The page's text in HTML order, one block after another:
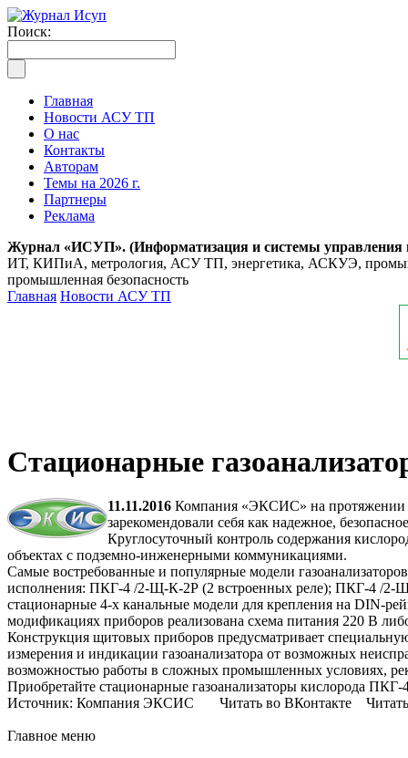
Поиск:
Главная
Новости АСУ ТП
О нас
Контакты
Авторам
Темы на 2026 г.
Партнеры
Реклама
Журнал «ИСУП». (Информатизация и системы
ИТ, КИПиА, метрология, АСУ ТП, энергетика, АСКУЭ,
промышленная безопасность
Главная Новости АСУ ТП
Стационарные
11.11.2016 Компания «ЭКСИС» на протяжении
зарекомендовали себя как надежное,
Круглосуточный контроль содержания
объектах с подземно-инженерными коммуникациями.
Самые востребованные и популярные модели
исполнения: ПКГ-4 /2-Щ-К-2Р (2 встроенных реле); ПКГ-4 /
стационарные 4-х канальные модели для крепления на DIN-
модификациях приборов реализована схема питания 220 В
Конструкция щитовых приборов предусматривает
измерения и индикации газоанализатора от возможных
возможностью работы в сложных промышленных условиях,
Приобретайте стационарные газоанализаторы кислорода
Источник: Компания ЭКСИС Читать во ВКонтакте Читать
Главное меню